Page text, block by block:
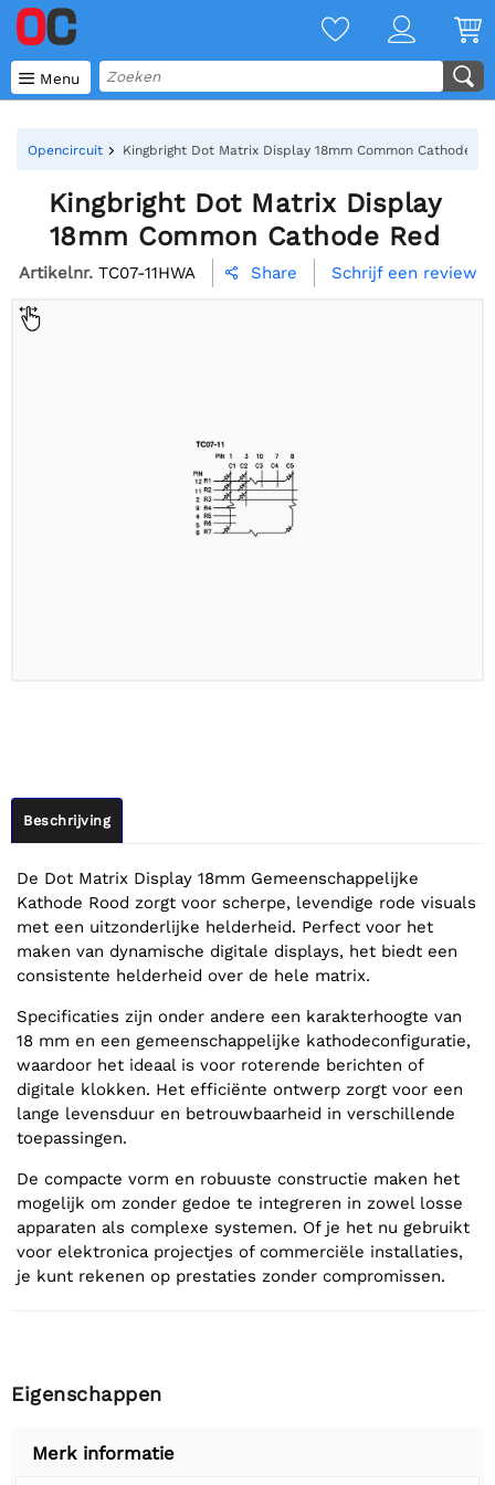
 Menu
Opencircuit Kingbright Dot Matrix Display 18mm Common Cathode
Kingbright Dot Matrix Display
18mm Common Cathode Red
Artikelnr. TC07-11HWA  Share Schrijf een review
Beschrijving
De Dot Matrix Display 18mm Gemeenschappelijke
Kathode Rood zorgt voor scherpe, levendige rode visuals
met een uitzonderlijke helderheid. Perfect voor het
maken van dynamische digitale displays, het biedt een
consistente helderheid over de hele matrix.
Specificaties zijn onder andere een karakterhoogte van
18 mm en een gemeenschappelijke kathodeconfiguratie,
waardoor het ideaal is voor roterende berichten of
digitale klokken. Het efficiënte ontwerp zorgt voor een
lange levensduur en betrouwbaarheid in verschillende
toepassingen.
De compacte vorm en robuuste constructie maken het
mogelijk om zonder gedoe te integreren in zowel losse
apparaten als complexe systemen. Of je het nu gebruikt
voor elektronica projectjes of commerciële installaties,
je kunt rekenen op prestaties zonder compromissen.
Eigenschappen
Merk informatie